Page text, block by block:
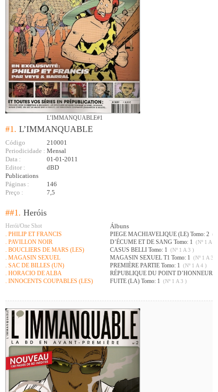
L’IMMANQUABLE#1
#1.L’IMMANQUABLE
Código
210001
Periodicidade : Mensal
Data :
01-01-2011
Editor :
dBD
Publications
Páginas :
146
Preço :
7,5
##1.Heróis
Herói/One Shot Álbuns
. PHILIP ET FRANCIS PIEGE MACHIAVELIQUE (LE) Tomo: 2
. PAVILLON NOIR D’ÉCUME ET DE SANG Tomo: 1 (Nº 1 A 3
. BOUCLIERS DE MARS (LES) CASUS BELLI Tomo: 1 (Nº 1 A 3 )
. MAGASIN SEXUEL MAGASIN SEXUEL T1 Tomo: 1 (Nº 1 A 3 )
. SAC DE BILLES (UN) PREMIÈRE PARTIE Tomo: 1 (Nº 1 A 4 )
. HORACIO DE ALBA
RÉPUBLIQUE DU POINT D’HONNEUR
. INNOCENTS COUPABLES (LES)
FUITE (LA) Tomo: 1 (Nº 1 A 3 )